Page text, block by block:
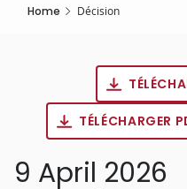
Home Décision
TÉLÉCHARGER
9 April 2026